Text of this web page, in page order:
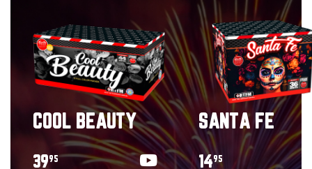
COOL BEAUTY
3995
SANTA FE
1495